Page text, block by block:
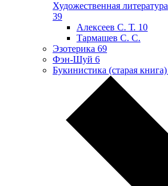
Художественная литература
39
Алексеев С. Т. 10
Тармашев С. С.
Эзотерика 69
Фэн-Шуй 6
Букинистика (старая книга)